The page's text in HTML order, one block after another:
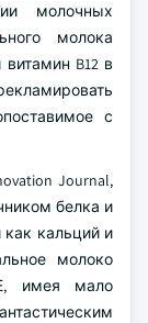
молочных
молока
B12 в
с
Journal,
белка и
кальций и
молоко
имея мало